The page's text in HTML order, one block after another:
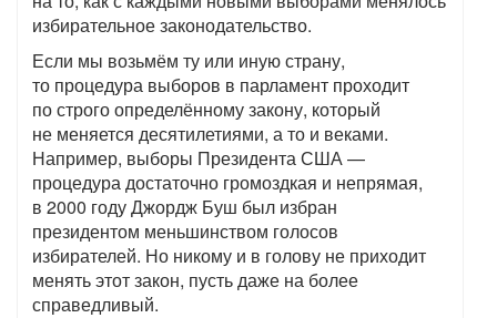
избирательное законодательство.
Если мы возьмём ту или иную страну,
то процедура выборов в парламент проходит
по строго определённому закону, который
не меняется десятилетиями, а то и веками.
Например, выборы Президента США —
процедура достаточно громоздкая и непрямая,
в 2000 году Джордж Буш был избран
президентом меньшинством голосов
избирателей. Но никому и в голову не приходит
менять этот закон, пусть даже на более
справедливый.